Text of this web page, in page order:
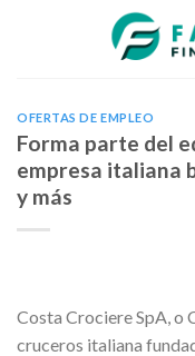
OFERTAS DE EMPLEO
Forma parte del
empresa italiana
y más
Costa Crociere SpA, o
cruceros italiana